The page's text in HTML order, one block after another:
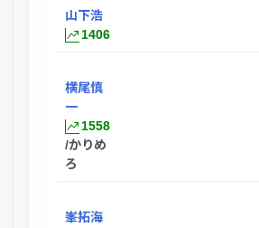
山下浩
1406
横尾慎
一
1558
/かりめ
ろ
峯拓海